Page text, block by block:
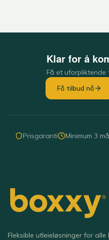
Klar for å
Få et uforpliktende
Få tilbud nå
Prisgaranti Minimum 3
Fleksible utleieløsninger for